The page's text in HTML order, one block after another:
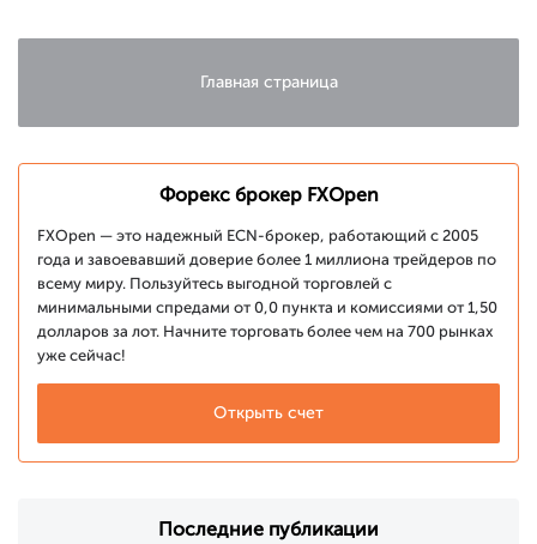
Главная страница
Форекс брокер FXOpen
FXOpen — это надежный ECN-брокер, работающий с 2005
года и завоевавший доверие более 1 миллиона трейдеров по
всему миру. Пользуйтесь выгодной торговлей с
минимальными спредами от 0,0 пункта и комиссиями от 1,50
долларов за лот. Начните торговать более чем на 700 рынках
уже сейчас!
Открыть счет
Последние публикации